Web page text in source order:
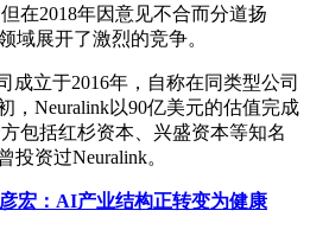
在2018年因意见不合而分道扬
域展开了激烈的竞争。
成立于2016年，自称在同类型公司
，Neuralink以90亿美元的估值完成
包括红杉资本、兴盛资本等知名
资过Neuralink。
宏：AI产业结构正转变为健康